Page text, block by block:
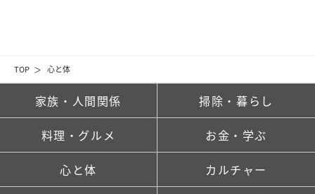
TOP 心と体
家族・人間関係 掃除・暮らし
料理・グルメ お金・学ぶ
心と体 カルチャー